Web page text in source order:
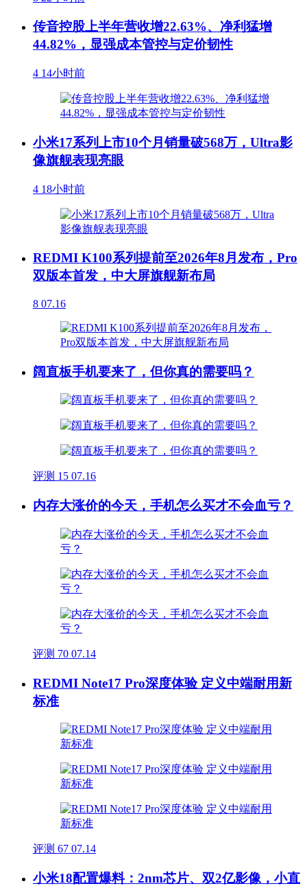
传音控股上半年营收增22.63%、净利猛增
44.82%，显强成本管控与定价韧性
4 14小时前
小米17系列上市10个月销量破568万，Ultra影
像旗舰表现亮眼
4 18小时前
REDMI K100系列提前至2026年8月发布，Pro
双版本首发，中大屏旗舰新布局
8 07.16
阔直板手机要来了，但你真的需要吗？
评测 15 07.16
内存大涨价的今天，手机怎么买才不会血亏？
评测 70 07.14
REDMI Note17 Pro深度体验 定义中端耐用新
标准
评测 67 07.14
小米18配置爆料：2nm芯片、双2亿影像，小直